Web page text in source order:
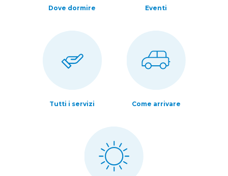
Dove dormire Eventi
Tutti i servizi Come arrivare